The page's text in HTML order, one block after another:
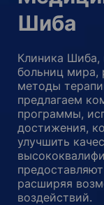
Шиба
Клиника Шиба,
больниц мира,
методы
предлагаем
программы,
достижения,
улучшить
расширяя
воздействий.